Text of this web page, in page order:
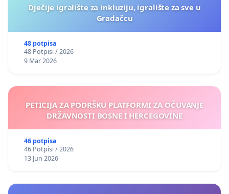
Dječije igralište za inkluziju, igralište za sve u
Gradačcu
48 potpisa
48 Potpisi / 2026
9 Mar 2026
PETICIJA ZA PODRŠKU PLATFORMI ZA OČUVANJE
DRŽAVNOSTI BOSNE I HERCEGOVINE
46 potpisa
46 Potpisi / 2026
13 Jun 2026